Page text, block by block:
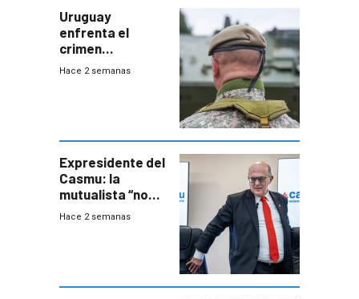
Uruguay
enfrenta el
crimen
organizado con
seguridad
Hace 2 semanas
Expresidente del
Casmu: la
mutualista “no
está para pagar”
Hace 2 semanas